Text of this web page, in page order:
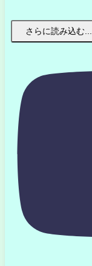
さらに読み込む...